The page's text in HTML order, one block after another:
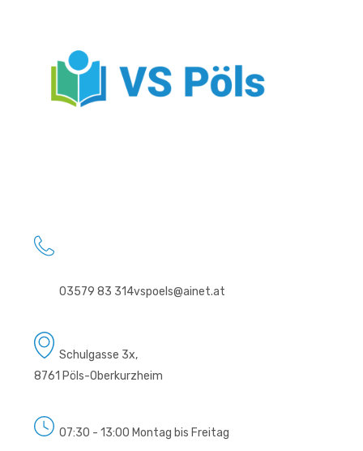
03579 83 314vspoels@ainet.at
Schulgasse 3x,
8761 Pöls-Oberkurzheim
07:30 - 13:00 Montag bis Freitag